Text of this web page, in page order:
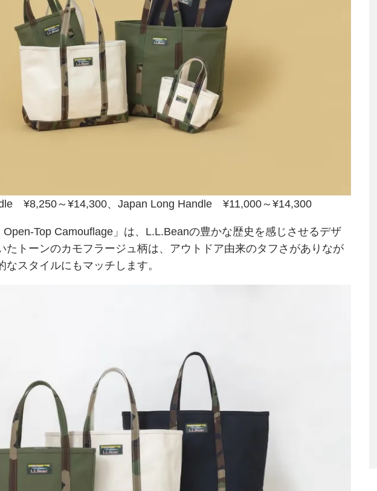
¥8,250～¥14,300、Japan Long Handle ¥11,000～¥14,300
Open-Top Camouflage」は、L.L.Beanの豊かな歴史を感じさせるデザ
たトーンのカモフラージュ柄は、アウトドア由来のタフさがありなが
なスタイルにもマッチします。